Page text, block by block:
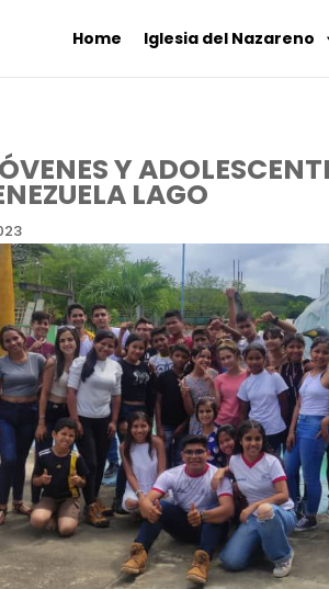
Home Iglesia del Nazareno
Y
LAGO